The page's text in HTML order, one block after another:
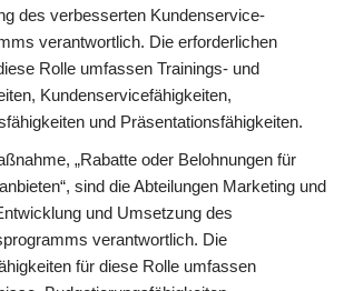
des verbesserten Kundenservice-
verantwortlich. Die erforderlichen
Rolle umfassen Trainings- und
Kundenservicefähigkeiten,
und Präsentationsfähigkeiten.
„Rabatte oder Belohnungen für
sind die Abteilungen Marketing und
und Umsetzung des
verantwortlich. Die
für diese Rolle umfassen